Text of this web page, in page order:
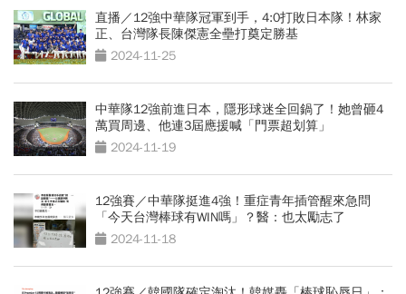
直播／12強中華隊冠軍到手，4:0打敗日本隊！林家
正、台灣隊長陳傑憲全壘打奠定勝基
2024-11-25
中華隊12強前進日本，隱形球迷全回鍋了！她曾砸4
萬買周邊、他連3屆應援喊「門票超划算」
2024-11-19
12強賽／中華隊挺進4強！重症青年插管醒來急問
「今天台灣棒球有WIN嗎」？醫：也太勵志了
2024-11-18